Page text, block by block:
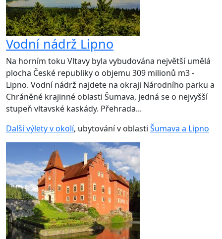
Vodní nádrž Lipno
Na horním toku Vltavy byla vybudována největší umělá
plocha České republiky o objemu 309 milionů m3 -
Lipno. Vodní nádrž najdete na okraji Národního parku a
Chráněné krajinné oblasti Šumava, jedná se o nejvyšší
stupeň vltavské kaskády. Přehrada...
Další výlety v okolí, ubytování v oblasti Šumava a Lipno